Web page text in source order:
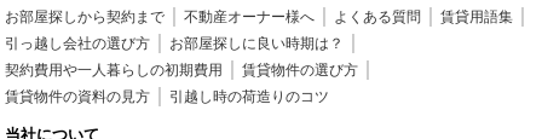
お部屋探しから契約まで 不動産オーナー様へ よくある質問
賃貸用語集
引っ越し会社の選び方
お部屋探しに良い時期は？
契約費用や一人暮らしの初期費用
賃貸物件の選び方
賃貸物件の資料の見方
引越し時の荷造りのコツ
当社について